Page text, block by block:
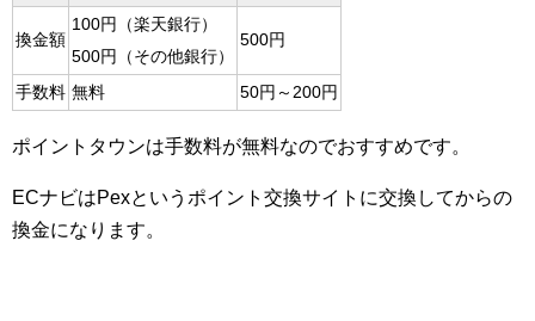
換金額
100円（楽天銀行）
500円（その他銀行）
500円
手数料 無料 50円～200円
ポイントタウンは手数料が無料なのでおすすめです。
ECナビはPexというポイント交換サイトに交換してからの
換金になります。